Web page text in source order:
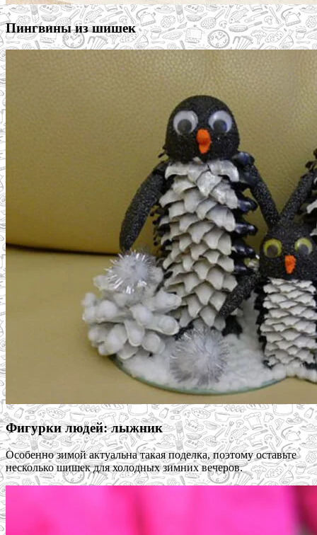
Пингвины из шишек
Фигурки людей: лыжник
Особенно зимой актуальна такая поделка, поэтому оставьте
несколько шишек для холодных зимних вечеров.